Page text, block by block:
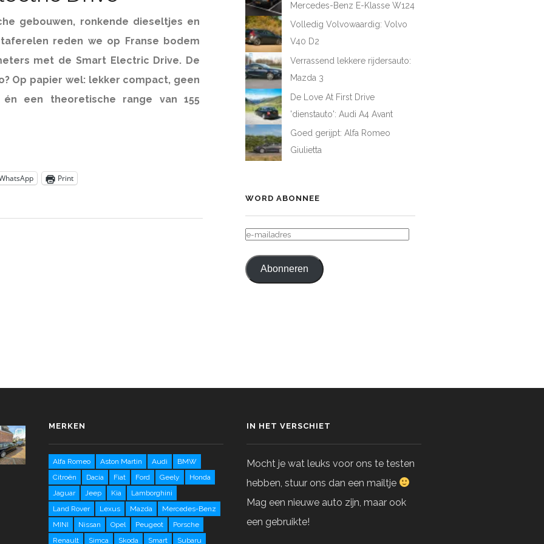
gebouwen, ronkende dieseltjes en
reden we op Franse bodem
met de Smart Electric Drive. De
Op papier wel: lekker compact, geen
een theoretische range van 155
Print
Mercedes-Benz E-Klasse W124
Volledig Volvowaardig: Volvo
V40 D2
Verrassend lekkere rijdersauto:
Mazda 3
De Love At First Drive
'dienstauto': Audi A4 Avant
Goed gerijpt: Alfa Romeo
Giulietta
WORD ABONNEE
E-
Abonneren
MERKEN
Alfa Romeo Aston Martin Audi
BMW
Citroën
Dacia Fiat Ford Geely
Honda
Jaguar
Jeep Kia
Lamborghini
Land Rover
Lexus Mazda
Mercedes-Benz
MINI
Nissan Opel Peugeot
Porsche
Renault
Simca Skoda Smart Subaru
IN HET VERSCHIET
Mocht je wat leuks voor ons te testen
hebben, stuur ons dan een mailtje
Mag een nieuwe auto zijn, maar ook
een gebruikte!